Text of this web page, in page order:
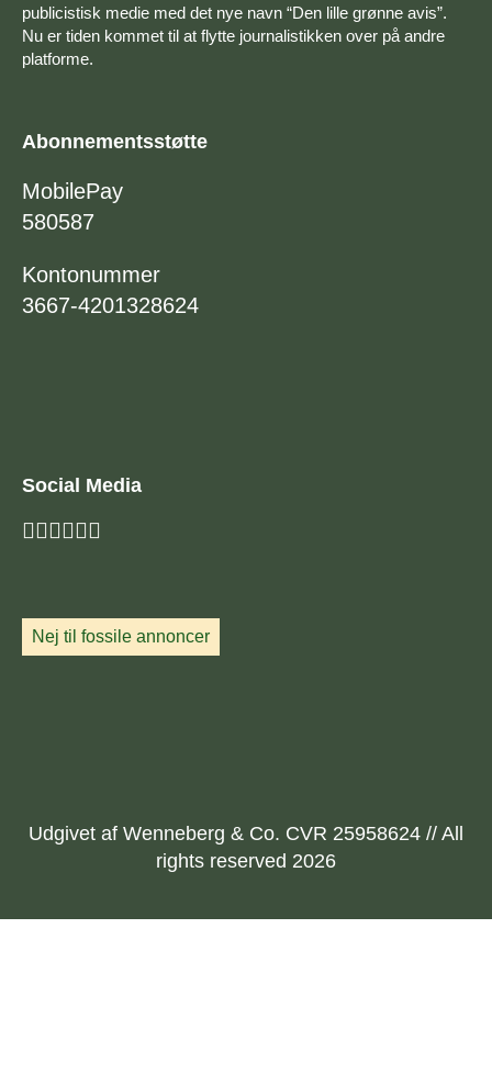
publicistisk medie med det nye navn “Den lille grønne avis”.
Nu er tiden kommet til at flytte journalistikken over på andre
platforme.
Abonnementsstøtte
MobilePay
580587
Kontonummer
3667-4201328624
Social Media
Nej til fossile annoncer
Udgivet af Wenneberg & Co. CVR 25958624 // All
rights reserved 2026